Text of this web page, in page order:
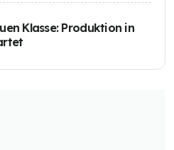
Klasse: Produktion in